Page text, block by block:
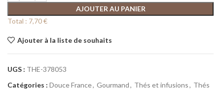
AJOUTER AU PANIER
Total : 7,70 €
Ajouter à la liste de souhaits
UGS : THE-378053
Catégories : Douce France, Gourmand, Thés et infusions, Thés